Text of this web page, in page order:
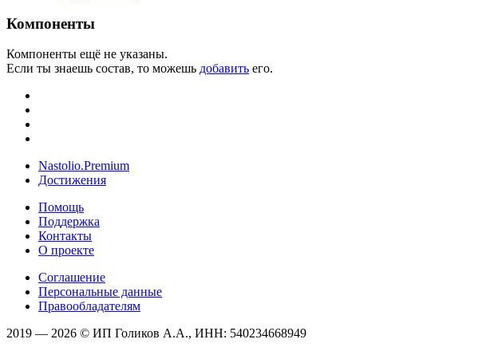
Компоненты
Компоненты ещё не указаны.
Если ты знаешь состав, то можешь добавить его.
Nastolio.Premium
Достижения
Помощь
Поддержка
Контакты
О проекте
Соглашение
Персональные данные
Правообладателям
2019 — 2026 © ИП Голиков А.А., ИНН: 540234668949